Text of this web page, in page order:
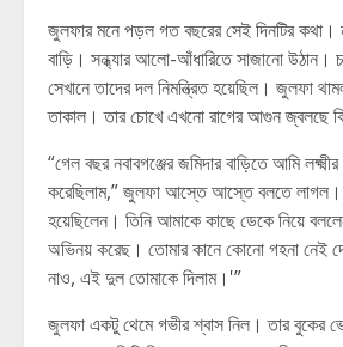
জুলফার মনে পড়ল গত বছরের সেই দিনটির কথা।
বাড়ি। সন্ধ্যার আলো-আঁধারিতে সাজানো উঠান।
সেখানে তাদের দল নিমন্ত্রিত হয়েছিল। জুলফা
তাকাল। তার চোখে এখনো রাগের আগুন জ্বলছে
“গেল বছর নবাবগঞ্জের জমিদার বাড়িতে আমি
করেছিলাম,” জুলফা আস্তে আস্তে বলতে লাগল।
হয়েছিলেন। তিনি আমাকে কাছে ডেকে নিয়ে
অভিনয় করেছ। তোমার কানে কোনো গহনা নেই
নাও, এই দুল তোমাকে দিলাম।'”
জুলফা একটু থেমে গভীর শ্বাস নিল। তার বুকের